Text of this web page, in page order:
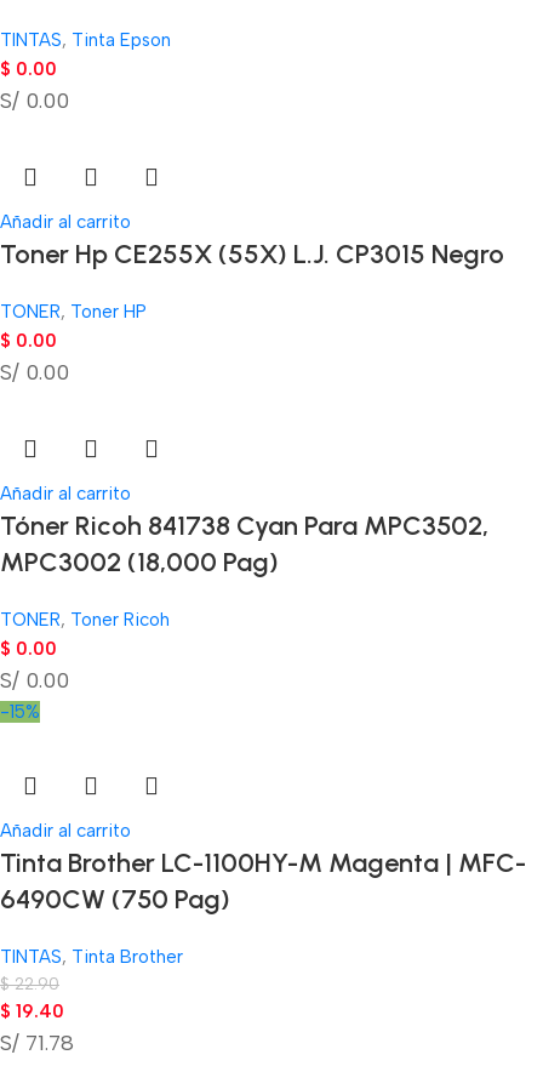
TINTAS, Tinta Epson
$ 0.00
S/ 0.00
Añadir al carrito
Toner Hp CE255X (55X) L.J. CP3015 Negro
TONER, Toner HP
$ 0.00
S/ 0.00
Añadir al carrito
Tóner Ricoh 841738 Cyan Para MPC3502,
MPC3002 (18,000 Pag)
TONER, Toner Ricoh
$ 0.00
S/ 0.00
-15%
Añadir al carrito
Tinta Brother LC-1100HY-M Magenta | MFC-
6490CW (750 Pag)
TINTAS, Tinta Brother
$22.90
$ 19.40
S/ 71.78